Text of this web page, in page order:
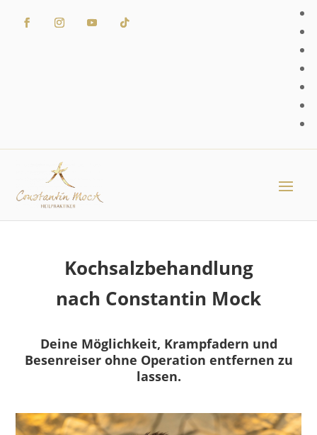
Kochsalzbehandlung
nach Constantin Mock
Deine Möglichkeit, Krampfadern und
Besenreiser ohne Operation entfernen zu
lassen.